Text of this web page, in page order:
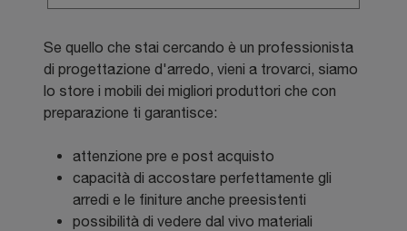
Se quello che stai cercando è un professionista
di progettazione d'arredo, vieni a trovarci, siamo
lo store i mobili dei migliori produttori che con
preparazione ti garantisce:
attenzione pre e post acquisto
capacità di accostare perfettamente gli
arredi e le finiture anche preesistenti
possibilità di vedere dal vivo materiali